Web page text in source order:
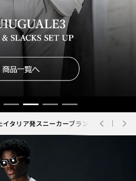
リア発スニーカーブランド RUN OF